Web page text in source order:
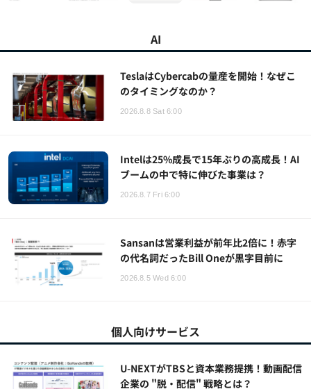
AI
TeslaはCybercabの量産を開始！なぜこ
のタイミングなのか？
2026.8.8 Sat 6:00
Intelは25%成長で15年ぶりの高成長！AI
ブームの中で特に伸びた事業は？
2026.8.7 Fri 6:00
Sansanは営業利益が前年比2倍に！赤字
の代名詞だったBill Oneが黒字目前に
2026.8.5 Wed 6:00
個人向けサービス
U-NEXTがTBSと資本業務提携！動画配信
企業の "脱・配信" 戦略とは？